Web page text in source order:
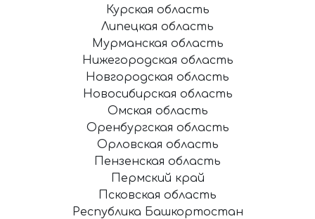
Курская область
Липецкая область
Мурманская область
Нижегородская область
Новгородская область
Новосибирская область
Омская область
Оренбургская область
Орловская область
Пензенская область
Пермский край
Псковская область
Республика Башкортостан